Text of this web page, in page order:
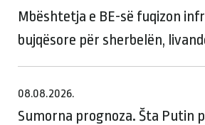
Mbështetja e BE-së fuqizon
bujqësore për sherbelën,
08.08.2026.
Sumorna prognoza. Šta Putin